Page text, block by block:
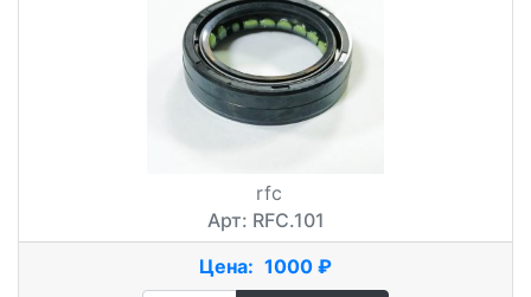
rfc
Арт: RFC.101
Цена: 1000 ₽